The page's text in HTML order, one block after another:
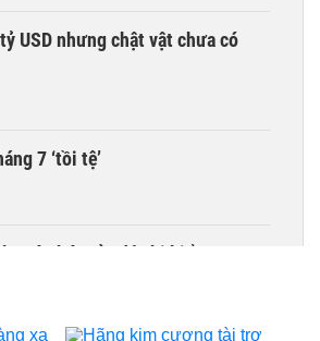
USD nhưng chật vật chưa có
7 ‘tồi tệ’
sức hút của đô thị biển?